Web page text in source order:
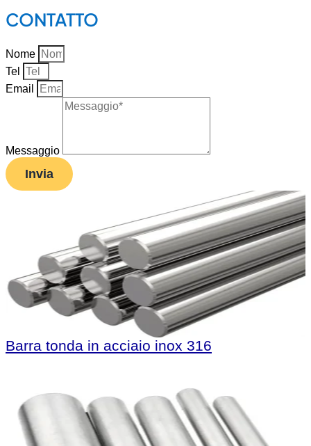
CONTATTO
Nome
Tel
Email
Messaggio
Invia
Barra tonda in acciaio inox 316